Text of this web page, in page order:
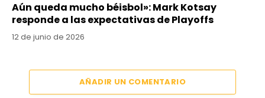
Aún queda mucho béisbol»: Mark Kotsay
responde a las expectativas de Playoffs
12 de junio de 2026
AÑADIR UN COMENTARIO